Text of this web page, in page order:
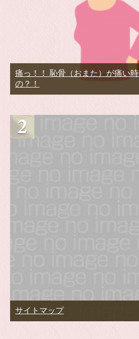
痛っ！！ 恥骨（おまた）が痛い
の？！
サイトマップ